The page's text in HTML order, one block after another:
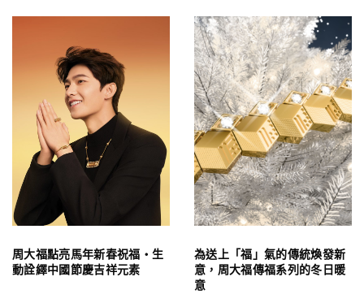
周大福點亮馬年新春祝福・生
動詮繹中國節慶吉祥元素
為送上「福」氣的傳統煥發新
意，周大福傳福系列的冬日暖
意